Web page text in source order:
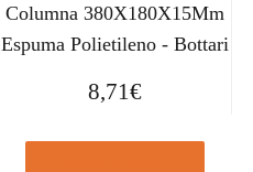
Columna 380X180X15Mm
Espuma Polietileno - Bottari
8,71€